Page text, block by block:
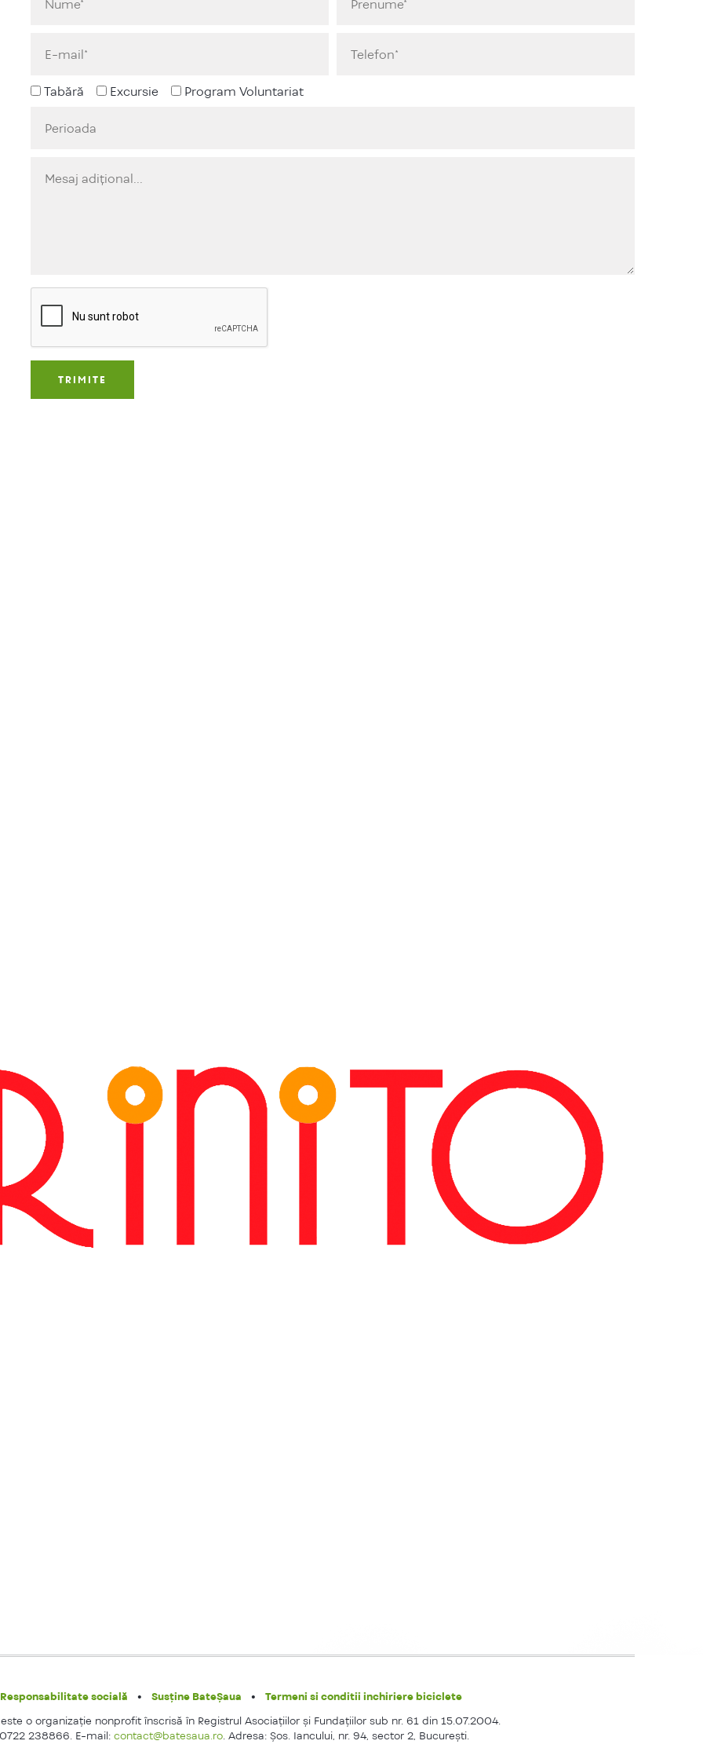
Tabără Excursie Program Voluntariat
Responsabilitate socială Susține BateȘaua
Termeni si conditii inchiriere biciclete
o organizaţie nonprofit înscrisă în Registrul Asociaţiilor şi Fundaţiilor sub nr. 61 din 15.07.2004.
238866. E-mail: contact@batesaua.ro. Adresa: Şos. Iancului, nr. 94, sector 2, Bucureşti.